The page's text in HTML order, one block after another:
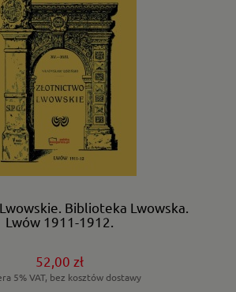
Biblioteka Lwowska.
Lwów 1911-1912.
52,00 zł
5% VAT, bez kosztów dostawy